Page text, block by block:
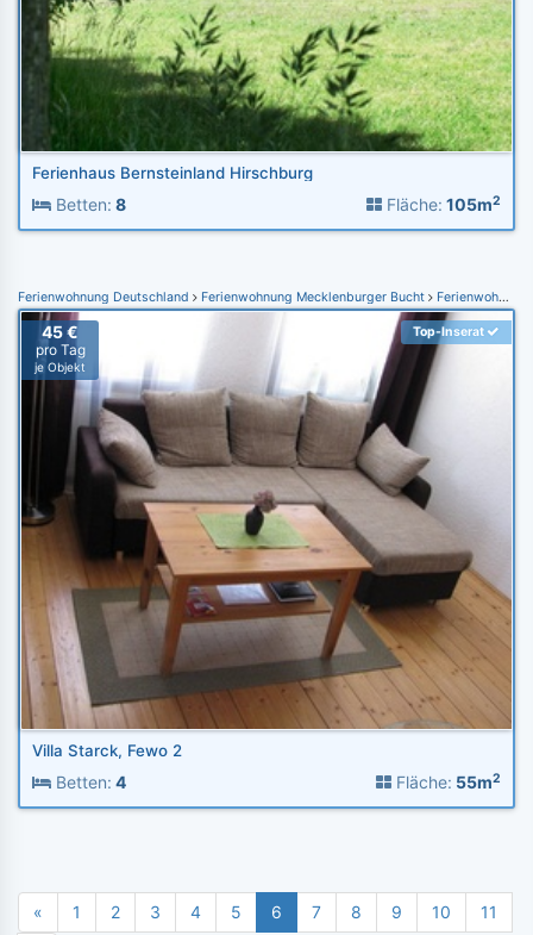
Ferienhaus Bernsteinland Hirschburg
Betten: 8 Fläche: 105m2
Ferienwohnung Deutschland Ferienwohnung Mecklenburger Bucht Ferienwohnung Kühlungsborn
45 €
pro Tag
je Objekt
Top-Inserat
Villa Starck, Fewo 2
Betten: 4 Fläche: 55m2
« 1 2 3 4 5 6 7 8 9 10 11